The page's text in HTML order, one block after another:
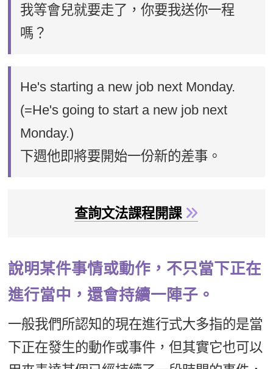
我等會兒就要走了，你要我送你一程
嗎？
He's starting a new job next Monday.
(=He's going to start a new job next
Monday.)
下週他即將要開始一份新的差事。
查詢文法課程開課
說明某件事情或動作，不只當下正在
進行當中，還會持續一陣子。
一般我們所認知的現在進行式大多指的是當
下正在發生的動作或事件，但其實它也可以